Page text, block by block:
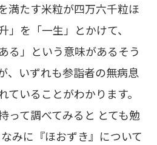
満たす米粒が四万六千粒ほ
」を「一生」とかけて、
る」という意味があるそう
、いずれも参詣者の無病息
ていることがわかります。
って調べてみると とても勉
みに『ほおずき』について